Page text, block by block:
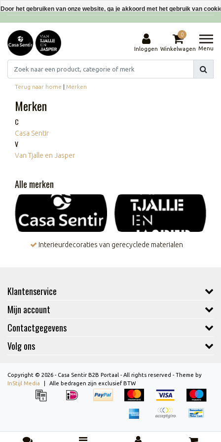
Interieurdecoraties van gerecyclede materialen
Inloggen
0
Winkelwagen Menu
Terug naar home | Merken
Merken
C
Casa Sentir
V
Van Tjalle en Jasper
Alle merken
Interieurdecoraties van gerecyclede materialen
Klantenservice
Mijn account
Contactgegevens
Volg ons
Copyright © 2026 - Casa Sentir B2B Portaal - All rights reserved - Theme by
InStijl Media
Alle bedragen zijn exclusief BTW
Door het gebruiken van onze website, ga je akkoord met het gebruik van